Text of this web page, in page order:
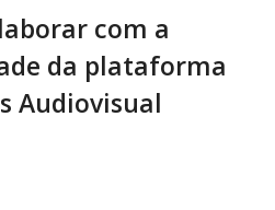
com a
da plataforma
Audiovisual